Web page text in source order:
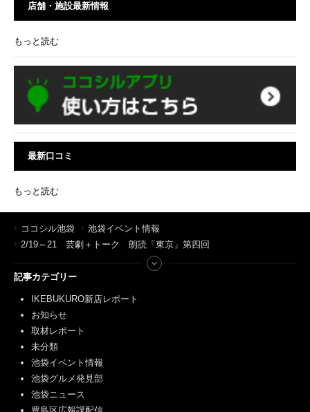
店舗・施設最新情報
もっと読む
最新口コミ
もっと読む
ココシル池袋
池袋イベント情報
2/19～21 芸劇＋トーク 朗読「東京」第四回
記事カテゴリー
IKEBUKURO新店レポート
お知らせ
取材レポート
未分類
池袋イベント情報
池袋グルメ発見部
池袋ニュース